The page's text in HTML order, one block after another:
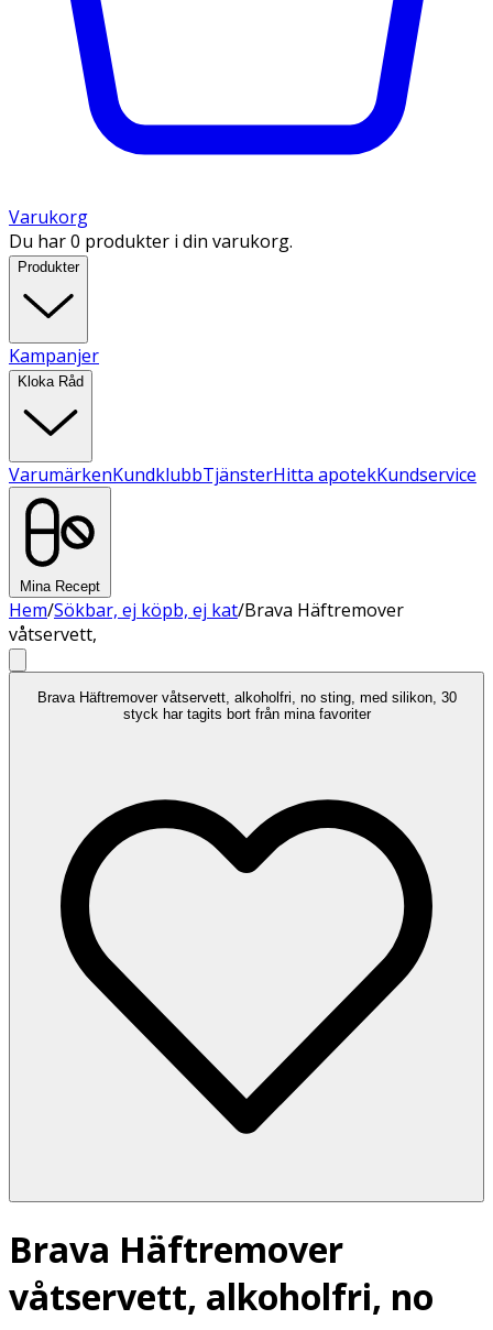
Varukorg
Du har 0 produkter i din varukorg.
Produkter
Kampanjer
Kloka Råd
VarumärkenKundklubbTjänsterHitta apotekKundservice
Mina Recept
Hem/Sökbar, ej köpb, ej kat/Brava Häftremover
våtservett,
Brava Häftremover våtservett, alkoholfri, no sting, med silikon, 30
styck har tagits bort från mina favoriter
Brava Häftremover
våtservett, alkoholfri, no